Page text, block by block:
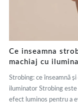
Ce inseamna
machiaj cu
Strobing: ce înseamnă
iluminator Strobing
efect luminos pentru a